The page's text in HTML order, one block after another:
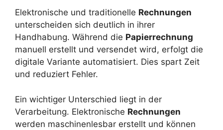
Elektronische und traditionelle Rechnungen
unterscheiden sich deutlich in ihrer
Handhabung. Während die Papierrechnung
manuell erstellt und versendet wird, erfolgt die
digitale Variante automatisiert. Dies spart Zeit
und reduziert Fehler.
Ein wichtiger Unterschied liegt in der
Verarbeitung. Elektronische Rechnungen
werden maschinenlesbar erstellt und können